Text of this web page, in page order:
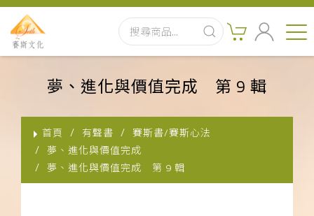
實體出版品
訂閱制有聲書
夢、進化與價值完成 第 9 輯
首頁 有聲書
賽斯書/賽斯心法
夢、進化與價值完成
夢、進化與價值完成 第 9 輯